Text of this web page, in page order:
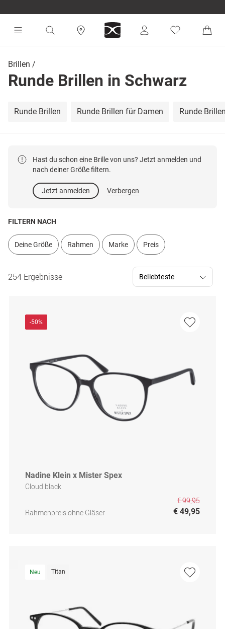
Brillen
Runde Brillen in Schwarz
Runde Brillen Runde Brillen für Damen Runde
Hast du schon eine Brille von uns? Jetzt anmelden und
nach deiner Größe filtern.
Jetzt anmelden Verbergen
FILTERN NACH
Deine Größe Rahmen Marke Preis
254 Ergebnisse
-50%
Nadine Klein x Mister Spex
Cloud black
Rahmenpreis ohne Gläser
€ 99,95
€ 49,95
Neu Titan